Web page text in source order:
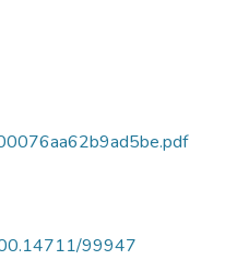
99947